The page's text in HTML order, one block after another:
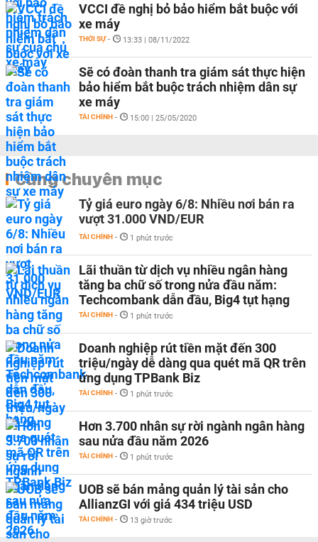
VCCI đề nghị bỏ bảo hiểm bắt buộc với
xe máy
THỜI SỰ - 13:33 | 08/11/2022
Sẽ có đoàn thanh tra giám sát thực hiện
bảo hiểm bắt buộc trách nhiệm dân sự
xe máy
TÀI CHÍNH - 15:00 | 25/05/2020
Cùng chuyên mục
Tỷ giá euro ngày 6/8: Nhiều nơi bán ra
vượt 31.000 VND/EUR
TÀI CHÍNH - 1 phút trước
Lãi thuần từ dịch vụ nhiều ngân hàng
tăng ba chữ số trong nửa đầu năm:
Techcombank dẫn đầu, Big4 tụt hạng
TÀI CHÍNH - 1 phút trước
Doanh nghiệp rút tiền mặt đến 300
triệu/ngày dễ dàng qua quét mã QR trên
ứng dụng TPBank Biz
TÀI CHÍNH - 1 phút trước
Hơn 3.700 nhân sự rời ngành ngân hàng
sau nửa đầu năm 2026
TÀI CHÍNH - 1 phút trước
UOB sẽ bán mảng quản lý tài sản cho
AllianzGI với giá 434 triệu USD
TÀI CHÍNH - 13 giờ trước